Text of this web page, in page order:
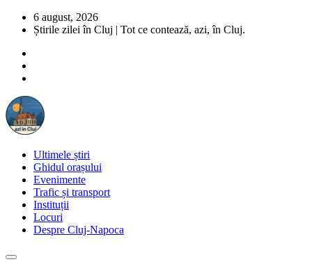
6 august, 2026
Știrile zilei în Cluj | Tot ce contează, azi, în Cluj.
Ultimele știri
Ghidul orașului
Evenimente
Trafic și transport
Instituții
Locuri
Despre Cluj-Napoca